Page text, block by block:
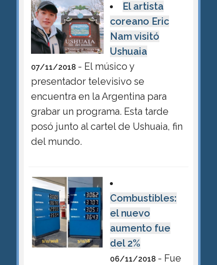
El artista
coreano Eric
Nam visitó
Ushuaia
07/11/2018 - El músico y
presentador televisivo se
encuentra en la Argentina para
grabar un programa. Esta tarde
posó junto al cartel de Ushuaia, fin
del mundo.
Combustibles:
el nuevo
aumento fue
del 2%
06/11/2018 - Fue